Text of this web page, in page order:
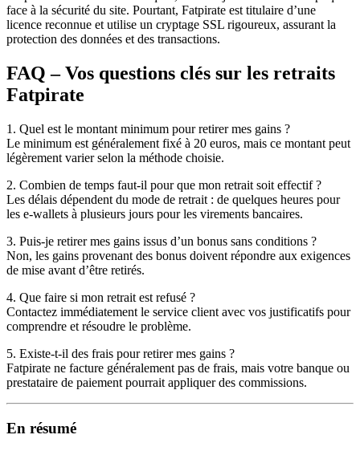
face à la sécurité du site. Pourtant, Fatpirate est titulaire d’une
licence reconnue et utilise un cryptage SSL rigoureux, assurant la
protection des données et des transactions.
FAQ – Vos questions clés sur les retraits
Fatpirate
1. Quel est le montant minimum pour retirer mes gains ?
Le minimum est généralement fixé à 20 euros, mais ce montant peut
légèrement varier selon la méthode choisie.
2. Combien de temps faut-il pour que mon retrait soit effectif ?
Les délais dépendent du mode de retrait : de quelques heures pour
les e-wallets à plusieurs jours pour les virements bancaires.
3. Puis-je retirer mes gains issus d’un bonus sans conditions ?
Non, les gains provenant des bonus doivent répondre aux exigences
de mise avant d’être retirés.
4. Que faire si mon retrait est refusé ?
Contactez immédiatement le service client avec vos justificatifs pour
comprendre et résoudre le problème.
5. Existe-t-il des frais pour retirer mes gains ?
Fatpirate ne facture généralement pas de frais, mais votre banque ou
prestataire de paiement pourrait appliquer des commissions.
En résumé